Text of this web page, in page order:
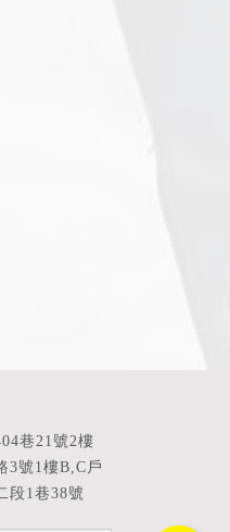
巷21號2樓
3號1樓B,C戶
段1巷38號